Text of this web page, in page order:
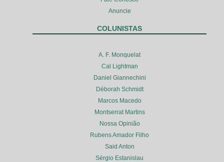
Anuncie
COLUNISTAS
A. F. Monquelat
Cal Lightman
Daniel Giannechini
Déborah Schmidt
Marcos Macedo
Montserrat Martins
Nossa Opinião
Rubens Amador Filho
Said Anton
Sérgio Estanislau